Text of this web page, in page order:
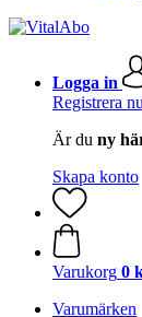
Logga in
Registrera nu
Är du ny
Skapa konto
Varukorg 0
Varumärken